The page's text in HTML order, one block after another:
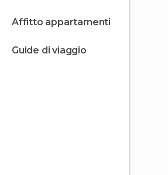
affitto appartamenti
guide di viaggio